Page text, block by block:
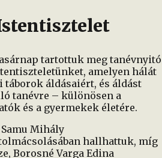
tartottuk meg tanévnyitó
amelyen hálát
áldásaiért, és áldást
tanévre – különösen a
és a gyermekek életére.
Mihály
hallhattuk, míg
Borosné Varga Edina